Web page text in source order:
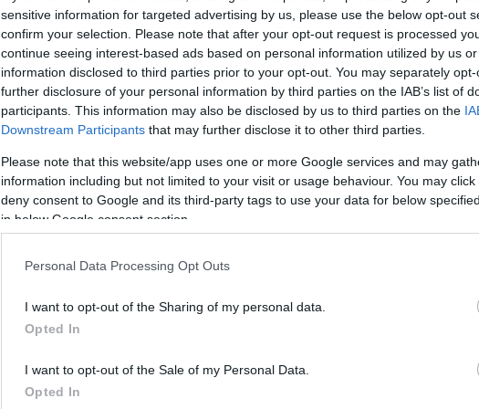
sensitive information for targeted advertising by us, please use the below opt-out
confirm your selection. Please note that after your opt-out request is processed
continue seeing interest-based ads based on personal information utilized by us
information disclosed to third parties prior to your opt-out. You may separately
further disclosure of your personal information by third parties on the IAB’s list of
participants. This information may also be disclosed by us to third parties on the
Downstream Participants that may further disclose it to other third parties.
Please note that this website/app uses one or more Google services and may
information including but not limited to your visit or usage behaviour. You may
deny consent to Google and its third-party tags to use your data for below
in below Google consent section.
Personal Data Processing Opt Outs
I want to opt-out of the Sharing of my personal data.
Opted In
I want to opt-out of the Sale of my Personal Data.
Opted In
ΔΙΑΦΗΜΙΣΗ